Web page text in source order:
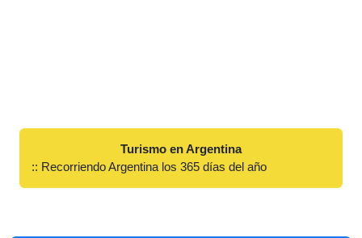
Turismo en Argentina
:: Recorriendo Argentina los 365 días del año